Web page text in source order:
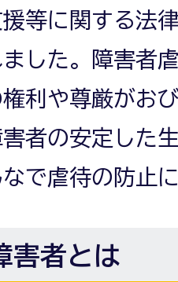
等に関する法
した。障害者
利や尊厳がお
者の安定した
で虐待の防止
害者とは